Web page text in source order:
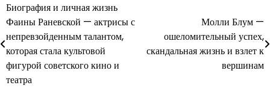
Навигация
по
записям
Биография и личная жизнь
Фаины Раневской — актрисы с
непревзойденным талантом,
которая стала культовой
фигурой советского кино и
театра
Молли Блум —
ошеломительный успех,
скандальная жизнь и взлет к
вершинам